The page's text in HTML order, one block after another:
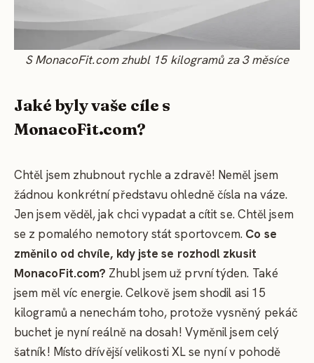
S MonacoFit.com zhubl 15 kilogramů za 3 měsíce
Jaké byly vaše cíle s
MonacoFit.com?
Chtěl jsem zhubnout rychle a zdravě! Neměl jsem
žádnou konkrétní představu ohledně čísla na váze.
Jen jsem věděl, jak chci vypadat a cítit se. Chtěl jsem
se z pomalého nemotory stát sportovcem. Co se
změnilo od chvíle, kdy jste se rozhodl zkusit
MonacoFit.com? Zhubl jsem už první týden. Také
jsem měl víc energie. Celkově jsem shodil asi 15
kilogramů a nenechám toho, protože vysněný pekáč
buchet je nyní reálně na dosah! Vyměnil jsem celý
šatník! Místo dřívější velikosti XL se nyní v pohodě